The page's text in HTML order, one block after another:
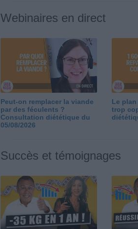
Webinaires en direct
Peut-on remplacer la viande
par des féculents ?
Consultation diététique du
05/08/2026
Le
trop
Succès et témoignages